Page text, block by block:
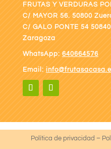
FRUTAS Y VERDURAS
C/ MAYOR 56. 50800
C/ GALO PONTE 54
Zaragoza
WhatsApp: 640664576
Email:
Política de privacidad –